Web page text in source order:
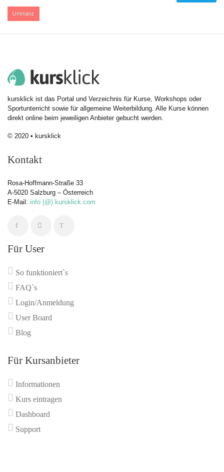
Ummanz
kursklick ist das Portal und Verzeichnis für Kurse, Workshops oder
Sportunterricht sowie für allgemeine Weiterbildung. Alle Kurse können
direkt online beim jeweiligen Anbieter gebucht werden.
© 2020 • kursklick
Kontakt
Rosa-Hoffmann-Straße 33
A-5020 Salzburg – Österreich
E-Mail: info (@) kursklick.com
Für User
So funktioniert`s
FAQ`s
Login/Anmeldung
User Board
Blog
Für Kursanbieter
Informationen
Kurs eintragen
Dashboard
Support